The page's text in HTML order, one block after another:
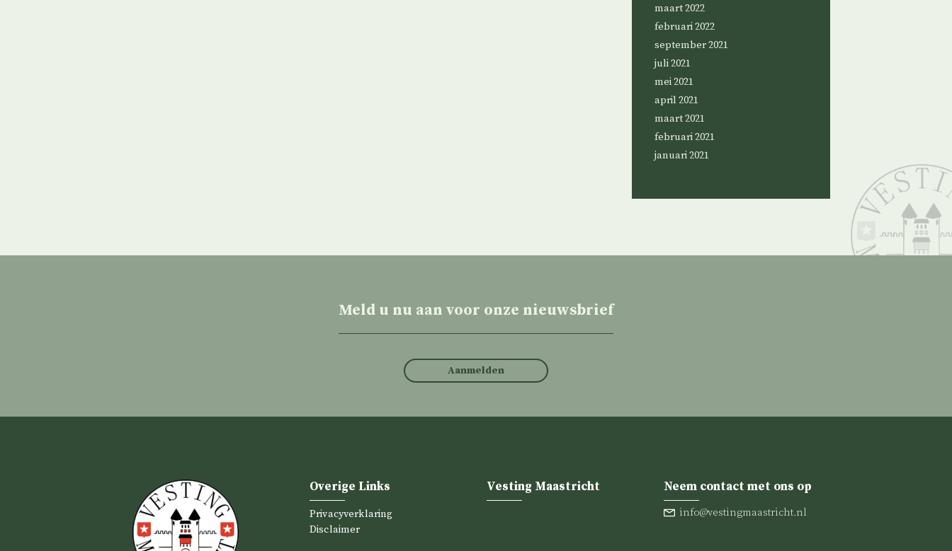
maart 2022
februari 2022
september 2021
juli 2021
mei 2021
april 2021
maart 2021
februari 2021
januari 2021
Meld u nu aan voor onze nieuwsbrief
Aanmelden
Overige Links
Privacyverklaring
Disclaimer
Vesting Maastricht Neem contact met ons op
info@vestingmaastricht.nl